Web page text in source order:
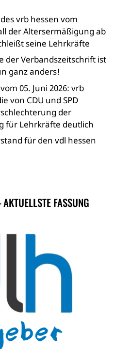
vrb hessen vom
der Altersermäßigung ab
seine Lehrkräfte
der Verbandszeitschrift ist
ganz anders!
05. Juni 2026: vrb
von CDU und SPD
der
für Lehrkräfte deutlich
für den vdl hessen
FASSUNG